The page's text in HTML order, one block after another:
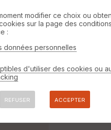
modifier ce choix ou
sur la page des
:
données personnelles
d'utiliser des cookies ou
REFUSER ACCEPTER